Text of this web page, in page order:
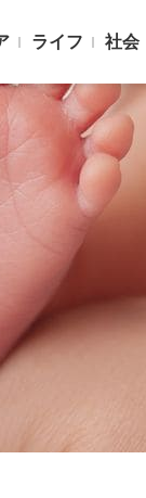
ライフ 社会